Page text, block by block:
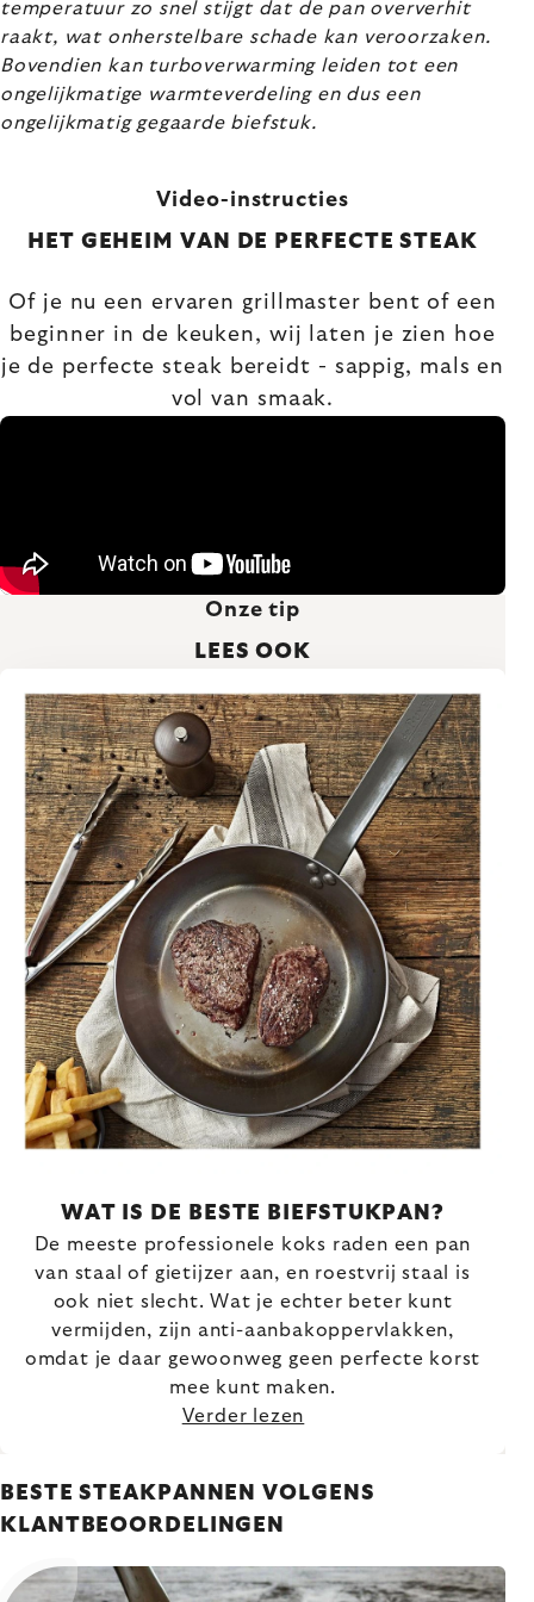
temperatuur zo snel stijgt dat de pan oververhit
raakt, wat onherstelbare schade kan veroorzaken.
Bovendien kan turboverwarming leiden tot een
ongelijkmatige warmteverdeling en dus een
ongelijkmatig gegaarde biefstuk.
Video-instructies
HET GEHEIM VAN DE PERFECTE STEAK
Of je nu een ervaren grillmaster bent of een
beginner in de keuken, wij laten je zien hoe
je de perfecte steak bereidt - sappig, mals en
vol van smaak.
Onze tip
LEES OOK
WAT IS DE BESTE BIEFSTUKPAN?
De meeste professionele koks raden een pan
van staal of gietijzer aan, en roestvrij staal is
ook niet slecht. Wat je echter beter kunt
vermijden, zijn anti-aanbakoppervlakken,
omdat je daar gewoonweg geen perfecte korst
mee kunt maken.
Verder lezen
BESTE STEAKPANNEN VOLGENS
KLANTBEOORDELINGEN